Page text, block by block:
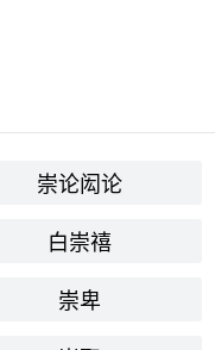
崇论闳论
白崇禧
崇卑